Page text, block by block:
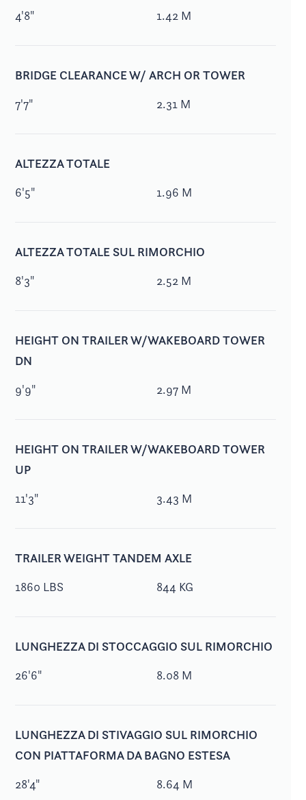
4'8" 1.42 M
BRIDGE CLEARANCE W/ ARCH OR TOWER
7'7" 2.31 M
ALTEZZA TOTALE
6'5" 1.96 M
ALTEZZA TOTALE SUL RIMORCHIO
8'3" 2.52 M
HEIGHT ON TRAILER W/WAKEBOARD TOWER
DN
9'9" 2.97 M
HEIGHT ON TRAILER W/WAKEBOARD TOWER
UP
11'3" 3.43 M
TRAILER WEIGHT TANDEM AXLE
1860 LBS 844 KG
LUNGHEZZA DI STOCCAGGIO SUL RIMORCHIO
26'6" 8.08 M
LUNGHEZZA DI STIVAGGIO SUL RIMORCHIO
CON PIATTAFORMA DA BAGNO ESTESA
28'4" 8.64 M